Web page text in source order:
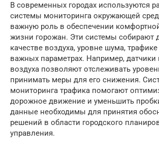
В современных городах используются
системы мониторинга окружающей
важную роль в обеспечении
жизни горожан. Эти системы собирают
качестве воздуха, уровне шума, трафике
важных параметрах. Например, датчики
воздуха позволяют отслеживать
принимать меры для его снижения.
мониторинга трафика помогают
дорожное движение и уменьшить
данные необходимы для принятия
решений в области городского
управления.